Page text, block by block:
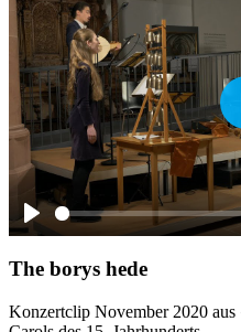
Play
The borys hede
Konzertclip November 2020